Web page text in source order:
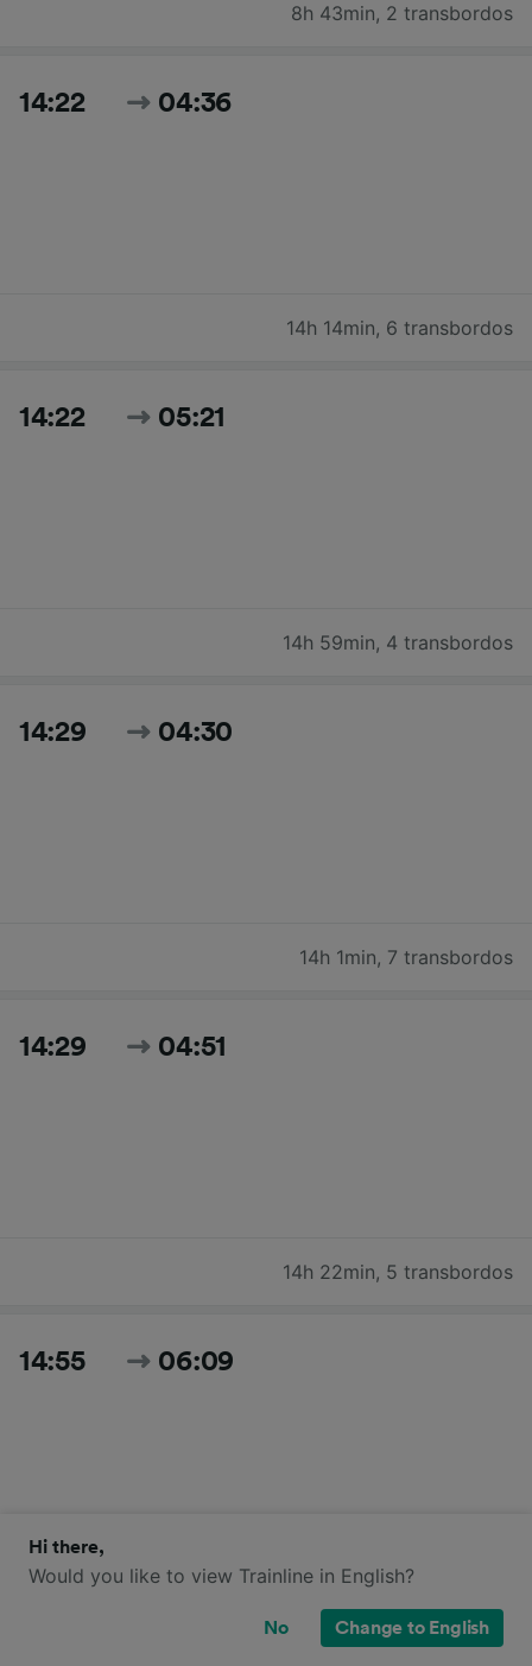
8h 43min, 2 transbordos
14:22 04:36
14h 14min, 6 transbordos
14:22 05:21
14h 59min, 4 transbordos
14:29 04:30
14h 1min, 7 transbordos
14:29 04:51
14h 22min, 5 transbordos
14:55 06:09
15h 14min,6 transbordos
Hi there,
Would you like to view Trainline in English?
No Change to English